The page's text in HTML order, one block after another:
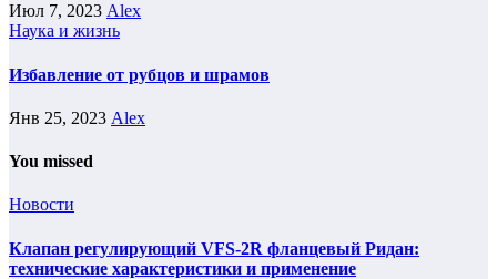
Июл 7, 2023 Alex
Наука и жизнь
Избавление от рубцов и шрамов
Янв 25, 2023 Alex
You missed
Новости
Клапан регулирующий VFS-2R фланцевый Ридан:
технические характеристики и применение